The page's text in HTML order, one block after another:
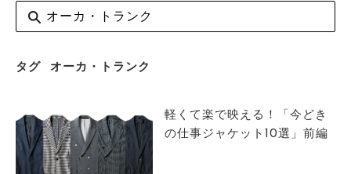
タグ オーカ・トランク
軽くて楽で映える！「今どき
の仕事ジャケット10選」前編
CAR&BIKE
LIFESTYLE
MAGAZINE
ABOUT SITE